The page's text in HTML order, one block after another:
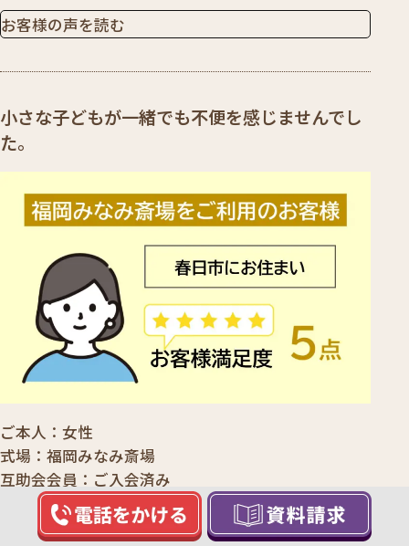
お客様の声を読む
小さな子どもが一緒でも不便を感じませんでし
た。
ご本人
女性
式場
福岡みなみ斎場
互助会会員
ご入会済み
お客様の声を読む